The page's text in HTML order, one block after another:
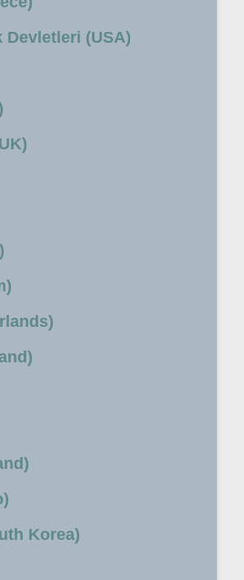
(USA)
Korea)